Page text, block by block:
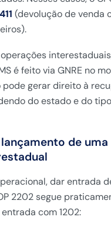
(devolução de venda
é feito via GNRE no
pode gerar direito à
do estado e do
de uma
dar entrada
2202 segue
com 1202: